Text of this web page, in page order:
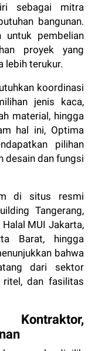
sebagai mitra
bangunan.
untuk pembelian
proyek yang
lebih terukur.
koordinasi
jenis kaca,
material, hingga
hal ini, Optima
pilihan
desain dan fungsi
di situs resmi
Tangerang,
MUI Jakarta,
Barat, hingga
bahwa
dari sektor
ritel, dan fasilitas
Kontraktor,